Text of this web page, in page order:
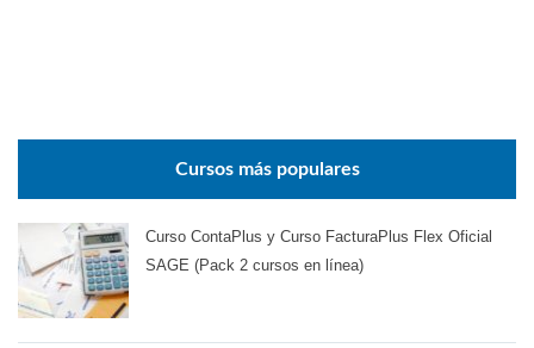
Cursos más populares
Curso ContaPlus y Curso FacturaPlus Flex Oficial
SAGE (Pack 2 cursos en línea)